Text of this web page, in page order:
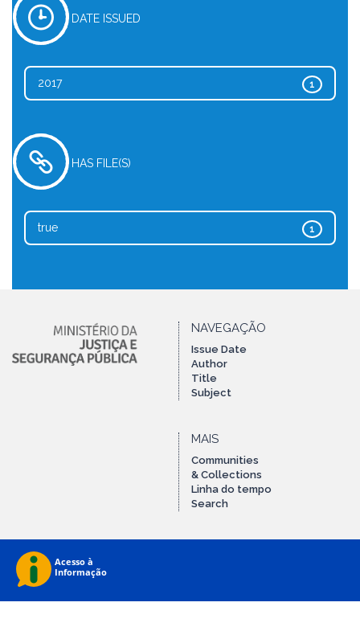
DATE ISSUED
1
2017
HAS FILE(S)
1
true
NAVEGAÇÃO
Issue Date
Author
Title
Subject
MAIS
Communities
& Collections
Linha do tempo
Search